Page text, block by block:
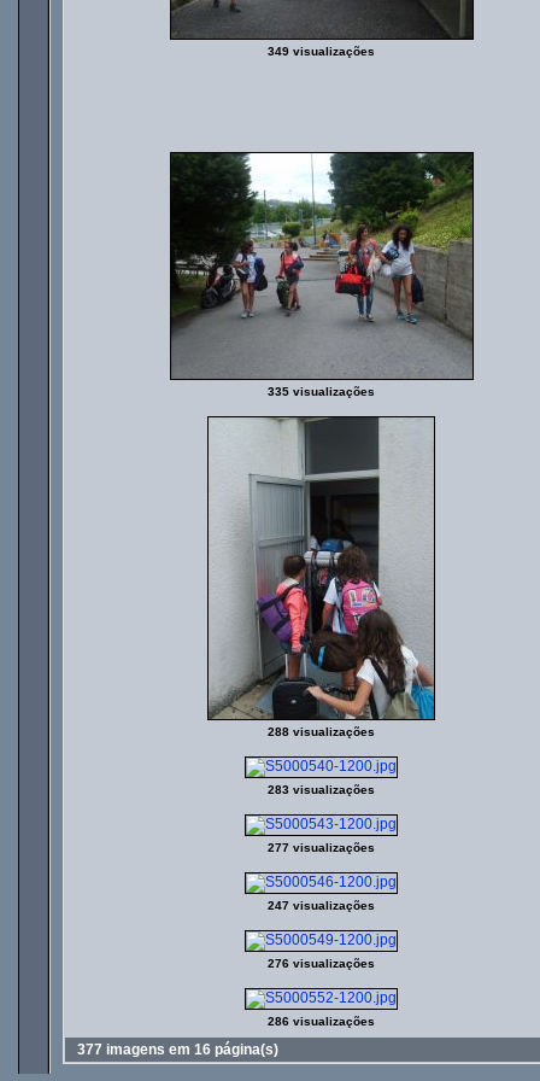
349 visualizações
335 visualizações
288 visualizações
283 visualizações
277 visualizações
247 visualizações
276 visualizações
286 visualizações
377 imagens em 16 página(s)